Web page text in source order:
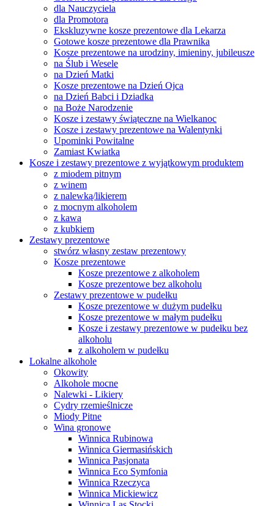
dla Nauczyciela
dla Promotora
Ekskluzywne kosze prezentowe dla Lekarza
Gotowe kosze prezentowe dla Prawnika
Kosze prezentowe na urodziny, imieniny, jubileusze
na Ślub i Wesele
na Dzień Matki
Kosze prezentowe na Dzień Ojca
na Dzień Babci i Dziadka
na Boże Narodzenie
Kosze i zestawy świąteczne na Wielkanoc
Kosze i zestawy prezentowe na Walentynki
Upominki Powitalne
Zamiast Kwiatka
Kosze i zestawy prezentowe z wyjątkowym produktem
z miodem pitnym
z winem
z nalewką/likierem
z mocnym alkoholem
z kawą
z kubkiem
Zestawy prezentowe
stwórz własny zestaw prezentowy
Kosze prezentowe
Kosze prezentowe z alkoholem
Kosze prezentowe bez alkoholu
Zestawy prezentowe w pudełku
Kosze prezentowe w dużym pudełku
Kosze prezentowe w małym pudełku
Kosze i zestawy prezentowe w pudełku bez
alkoholu
z alkoholem w pudełku
Lokalne alkohole
Okowity
Alkohole mocne
Nalewki - Likiery
Cydry rzemieślnicze
Miody Pitne
Wina gronowe
Winnica Rubinowa
Winnica Giermasińskich
Winnica Pasjonata
Winnica Eco Symfonia
Winnica Rzeczyca
Winnica Mickiewicz